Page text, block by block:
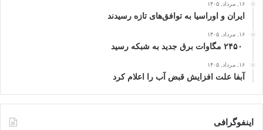
۱۶, مرداد, ۱۴۰۵
ایران و اوراسیا به توافق‌های تازه رسیدند
۱۶, مرداد, ۱۴۰۵
۱۶, مرداد, ۱۴۰۵
آبفا علت افزایش قبض آب را اعلام کرد
اینفوگرافی